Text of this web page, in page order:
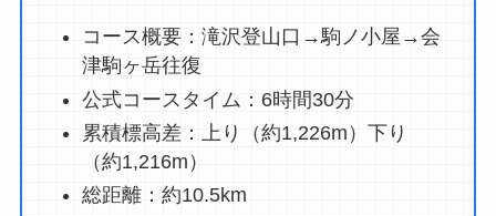
コース概要：滝沢登山口→駒ノ小屋→会
津駒ヶ岳往復
公式コースタイム：6時間30分
累積標高差：上り（約1,226m）下り
（約1,216m）
総距離：約10.5km